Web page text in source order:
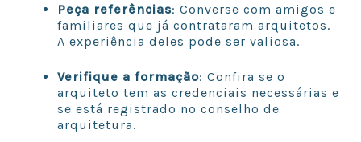
Peça referências: Converse com amigos e
familiares que já contrataram arquitetos.
A experiência deles pode ser valiosa.
Verifique a formação: Confira se o
arquiteto tem as credenciais necessárias e
se está registrado no conselho de
arquitetura.